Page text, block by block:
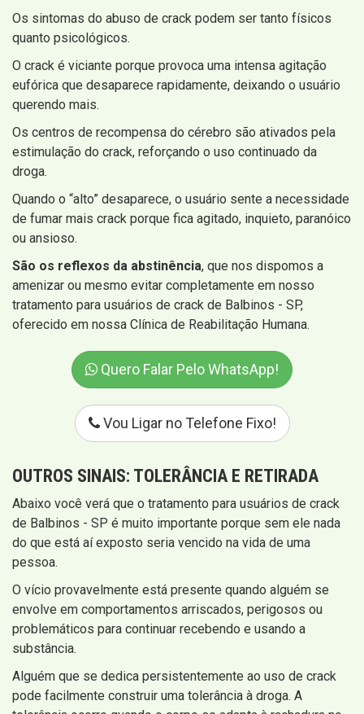
Os sintomas do abuso de crack podem ser tanto físicos
quanto psicológicos.
O crack é viciante porque provoca uma intensa agitação
eufórica que desaparece rapidamente, deixando o usuário
querendo mais.
Os centros de recompensa do cérebro são ativados pela
estimulação do crack, reforçando o uso continuado da
droga.
Quando o “alto” desaparece, o usuário sente a necessidade
de fumar mais crack porque fica agitado, inquieto, paranóico
ou ansioso.
São os reflexos da abstinência, que nos dispomos a
amenizar ou mesmo evitar completamente em nosso
tratamento para usuários de crack de Balbinos - SP,
oferecido em nossa Clínica de Reabilitação Humana.
Quero Falar Pelo WhatsApp!
Vou Ligar no Telefone Fixo!
OUTROS SINAIS: TOLERÂNCIA E RETIRADA
Abaixo você verá que o tratamento para usuários de crack
de Balbinos - SP é muito importante porque sem ele nada
do que está aí exposto seria vencido na vida de uma
pessoa.
O vício provavelmente está presente quando alguém se
envolve em comportamentos arriscados, perigosos ou
problemáticos para continuar recebendo e usando a
substância.
Alguém que se dedica persistentemente ao uso de crack
pode facilmente construir uma tolerância à droga. A